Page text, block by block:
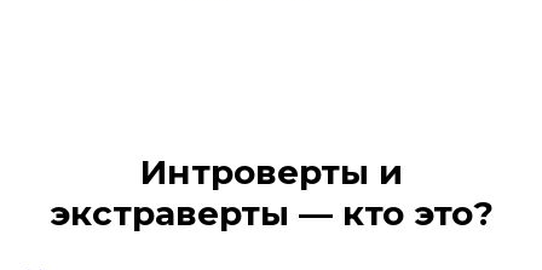
Интроверты и
экстраверты — кто это?